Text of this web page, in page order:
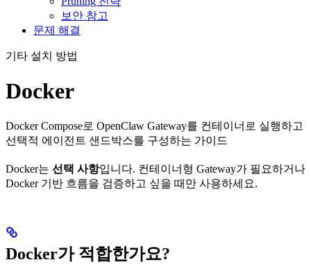
보안 참고
문제 해결
기타 설치 방법
Docker
Docker Compose로 OpenClaw Gateway를 컨테이너로 실행하고
선택적 에이전트 샌드박스를 구성하는 가이드
Docker는 선택 사항입니다. 컨테이너형 Gateway가 필요하거나
Docker 기반 흐름을 검증하고 싶을 때만 사용하세요.
Docker가 적합한가요?